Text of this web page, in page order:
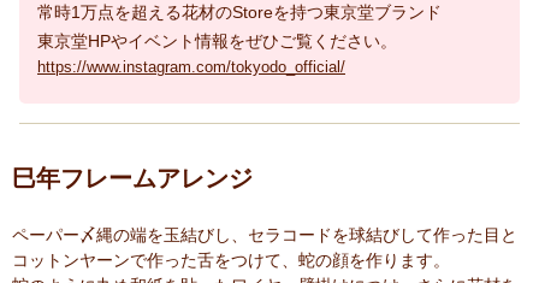
常時1万点を超える花材のStoreを持つ東京堂ブランド
東京堂HPやイベント情報をぜひご覧ください。
https://www.instagram.com/tokyodo_official/
巳年フレームアレンジ
ペーパー〆縄の端を玉結びし、セラコードを球結びして作った目と
コットンヤーンで作った舌をつけて、蛇の顔を作ります。